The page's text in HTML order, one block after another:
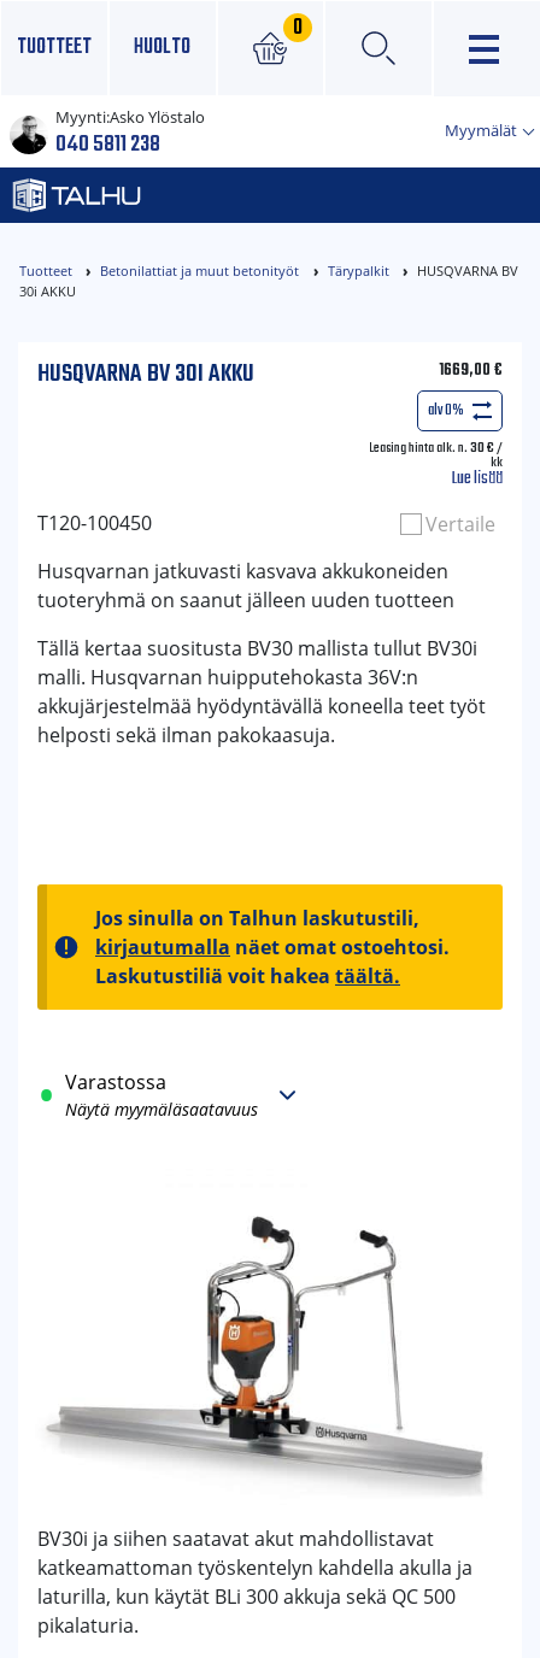
TUOTTEET HUOLTO
0
×
Myynti:Asko Ylöstalo
040 5811 238 Myymälät
Tuotteet Betonilattiat ja muut betonityöt Tärypalkit
HUSQVARNA BV
30i AKKU
HUSQVARNA BV 30I AKKU 1669,00€
alv 0%
Leasing hinta alk. n.30€/
kk
Lue lisää
T120-100450
Vertaile
Husqvarnan jatkuvasti kasvava akkukoneiden
tuoteryhmä on saanut jälleen uuden tuotteen
Tällä kertaa suositusta BV30 mallista tullut BV30i
malli. Husqvarnan huipputehokasta 36V:n
akkujärjestelmää hyödyntävällä koneella teet työt
helposti sekä ilman pakokaasuja.
Jos sinulla on Talhun laskutustili,
kirjautumalla näet omat ostoehtosi.
Laskutustiliä voit hakea täältä.
Varastossa
Näytä myymäläsaatavuus
BV30i ja siihen saatavat akut mahdollistavat
katkeamattoman työskentelyn kahdella akulla ja
laturilla, kun käytät BLi 300 akkuja sekä QC 500
pikalaturia.